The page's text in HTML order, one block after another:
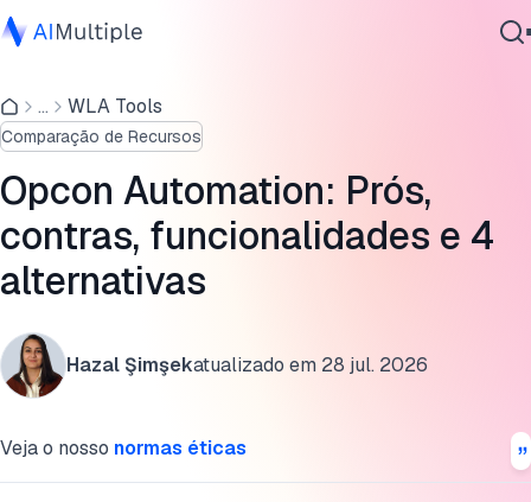
IA Agêntica
Segurança cibernética
Dados
Software Empresarial
Serviços
Contate-nos
... WLA Tools
Comparação de Recursos
Opcon Automation: Prós,
contras, funcionalidades e 4
alternativas
Hazal Şimşekatualizado em 28 jul. 2026
Veja o nosso normas éticas
O que é Opcon Automation?
Últimas notícias sobre a SMA Technology
Leitura adicional